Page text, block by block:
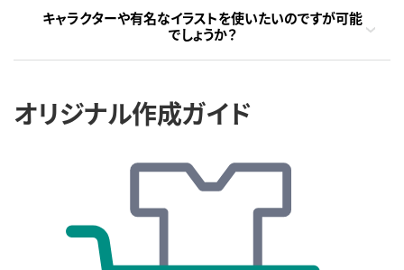
キャラクターや有名なイラストを使いたいのですが可能
でしょうか？
オリジナル作成ガイド